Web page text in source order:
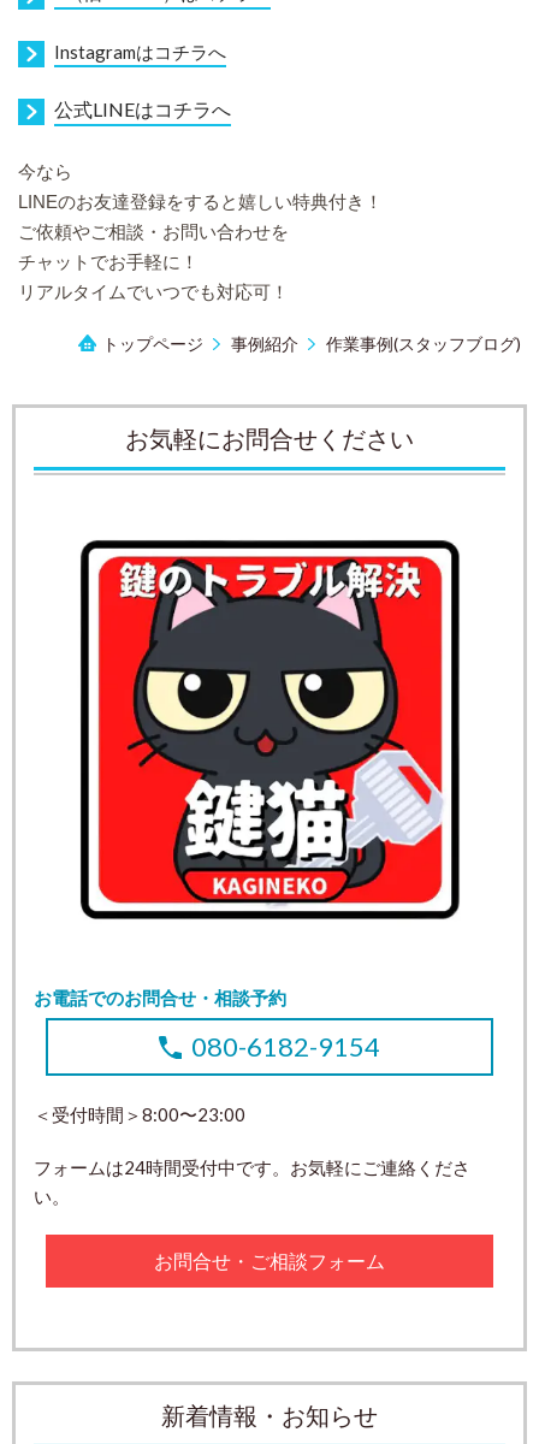
Instagramはコチラへ
公式LINEはコチラへ
今なら
LINEのお友達登録をすると嬉しい特典付き！
ご依頼やご相談・お問い合わせを
チャットでお手軽に！
リアルタイムでいつでも対応可！
トップページ 事例紹介 作業事例(スタッフブログ)
お気軽にお問合せください
お電話でのお問合せ・相談予約
080-6182-9154
＜受付時間＞8:00〜23:00
フォームは24時間受付中です。お気軽にご連絡くださ
い。
お問合せ・ご相談フォーム
新着情報・お知らせ